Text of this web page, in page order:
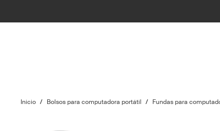
Inicio / Bolsos para computadora portátil / Fundas para